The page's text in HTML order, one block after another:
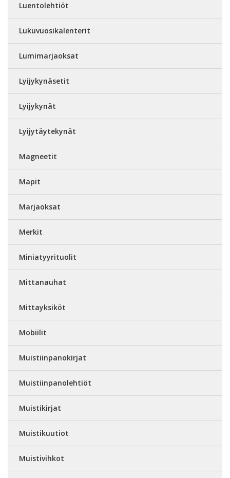
Luentolehtiöt
Lukuvuosikalenterit
Lumimarjaoksat
Lyijykynäsetit
Lyijykynät
Lyijytäytekynät
Magneetit
Mapit
Marjaoksat
Merkit
Miniatyyrituolit
Mittanauhat
Mittayksiköt
Mobiilit
Muistiinpanokirjat
Muistiinpanolehtiöt
Muistikirjat
Muistikuutiot
Muistivihkot